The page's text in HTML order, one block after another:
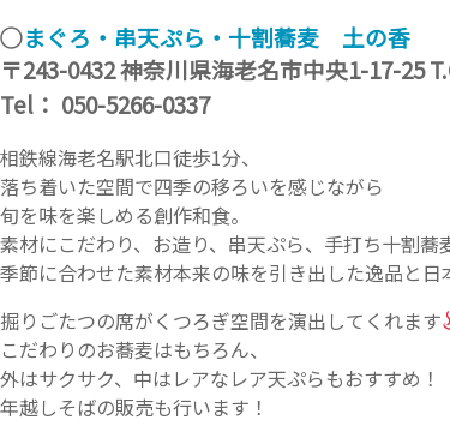
◯まぐろ・串天ぷら・十割蕎麦 土の香
〒243-0432 神奈川県海老名市中央1-17-25
Tel： 050-5266-0337
相鉄線海老名駅北口徒歩1分、
落ち着いた空間で四季の移ろいを感じながら
旬を味を楽しめる創作和食。
素材にこだわり、お造り、串天ぷら、手打ち十割蕎
季節に合わせた素材本来の味を引き出した逸品と日
掘りごたつの席がくつろぎ空間を演出してくれます
こだわりのお蕎麦はもちろん、
外はサクサク、中はレアなレア天ぷらもおすすめ！
年越しそばの販売も行います！